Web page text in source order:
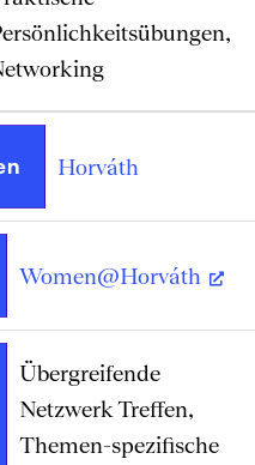
Horváth
Women@Horváth
Übergreifende
Netzwerk Treffen,
Themen-spezifische